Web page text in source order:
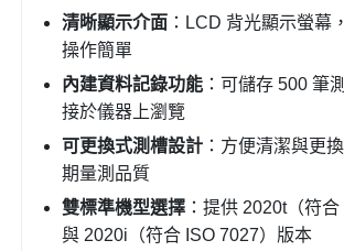
清晰顯示介面 ：LCD 背光顯示螢幕
操作簡單
內建資料記錄功能 ：可儲存 500 筆
接於儀器上瀏覽
可更換式測槽設計 ：方便清潔與更
期量測品質
雙標準機型選擇 ：提供 2020t（符合
與 2020i（符合 ISO 7027）版本